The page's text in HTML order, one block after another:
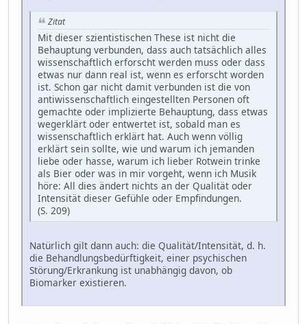
Zitat
Mit dieser szientistischen These ist nicht die
Behauptung verbunden, dass auch tatsächlich alles
wissenschaftlich erforscht werden muss oder dass
etwas nur dann real ist, wenn es erforscht worden
ist. Schon gar nicht damit verbunden ist die von
antiwissenschaftlich eingestellten Personen oft
gemachte oder implizierte Behauptung, dass etwas
wegerklärt oder entwertet ist, sobald man es
wissenschaftlich erklärt hat. Auch wenn völlig
erklärt sein sollte, wie und warum ich jemanden
liebe oder hasse, warum ich lieber Rotwein trinke
als Bier oder was in mir vorgeht, wenn ich Musik
höre: All dies ändert nichts an der Qualität oder
Intensität dieser Gefühle oder Empfindungen.
(S. 209)
Natürlich gilt dann auch: die Qualität/Intensität, d. h.
die Behandlungsbedürftigkeit, einer psychischen
Störung/Erkrankung ist unabhängig davon, ob
Biomarker existieren.